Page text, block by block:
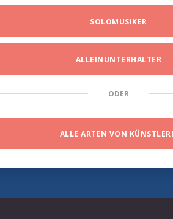
SOLOMUSIKER
ALLEINUNTERHALTER
ODER
ALLE ARTEN VON